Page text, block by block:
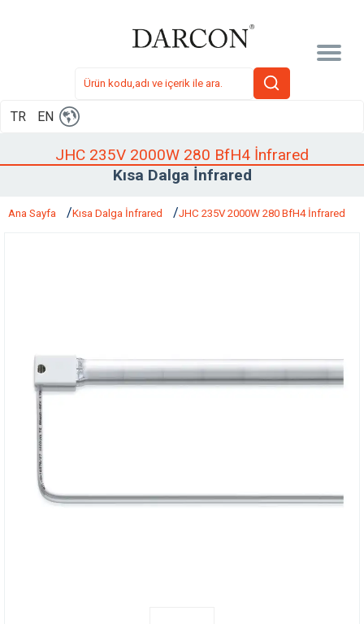
TR EN
JHC 235V 2000W 280 BfH4 İnfrared
Kısa Dalga İnfrared
Ana Sayfa Kısa Dalga İnfrared JHC 235V 2000W 280 BfH4 İnfrared